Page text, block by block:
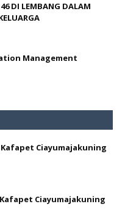
DI LEMBANG DALAM
Management
Kafapet Ciayumajakuning
Ciayumajakuning